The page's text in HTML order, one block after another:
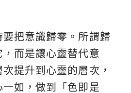
要把意識歸零。所謂歸
而是讓心靈替代意
提升到心靈的層次，
如，做到「色即是